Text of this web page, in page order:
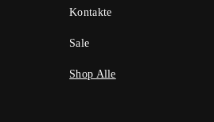
Kontakte
Sale
Shop Alle